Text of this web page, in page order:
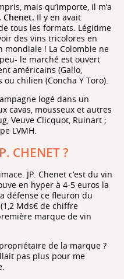
mais qu’importe, il m’a
Chenet. Il y en avait
tous les formats. Légitime
des vins tricolores en
! La Colombie ne
le marché est ouvert
américains (Gallo,
chilien (Concha Y Toro).
logé dans un
cavas, mousseux et autres
Veuve Clicquot, Ruinart ;
LVMH.
CHENET ?
JP. Chenet c’est du vin
en hyper à 4-5 euros la
défense ce fleuron du
(1,2 Mds€ de chiffre
marque de vin
de la marque ?
pas plus pour me